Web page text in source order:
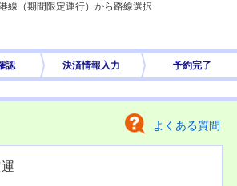
線（期間限定運行）から路線選択
認 決済情報入力 予約完了
よくある質問